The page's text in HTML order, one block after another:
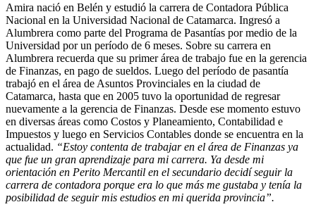
Amira nació en Belén y estudió la carrera de Contadora Pública
Nacional en la Universidad Nacional de Catamarca. Ingresó a
Alumbrera como parte del Programa de Pasantías por medio de la
Universidad por un período de 6 meses. Sobre su carrera en
Alumbrera recuerda que su primer área de trabajo fue en la gerencia
de Finanzas, en pago de sueldos. Luego del período de pasantía
trabajó en el área de Asuntos Provinciales en la ciudad de
Catamarca, hasta que en 2005 tuvo la oportunidad de regresar
nuevamente a la gerencia de Finanzas. Desde ese momento estuvo
en diversas áreas como Costos y Planeamiento, Contabilidad e
Impuestos y luego en Servicios Contables donde se encuentra en la
actualidad. “Estoy contenta de trabajar en el área de Finanzas ya
que fue un gran aprendizaje para mi carrera. Ya desde mi
orientación en Perito Mercantil en el secundario decidí seguir la
carrera de contadora porque era lo que más me gustaba y tenía la
posibilidad de seguir mis estudios en mi querida provincia”.